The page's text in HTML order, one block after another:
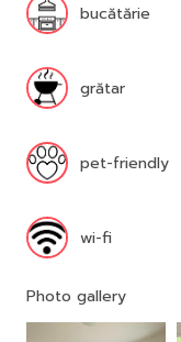
bucătărie
grătar
pet-friendly
wi-fi
Photo gallery